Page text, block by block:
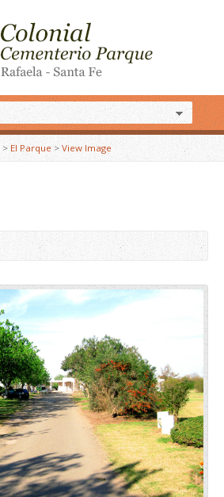
>El Parque> View Image